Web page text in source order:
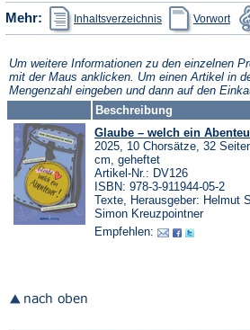
einem
neuen
Mehr: Inhaltsverzeichnis
(Öffnet
in
einem
Tab)
Vorwortin
Tab)
Um weitere Informationen zu den einzelnen
mit der Maus anklicken. Um einen Artikel in
Mengenzahl eingeben und dann auf den
Beschreibung
Glaube – welch ein
2025, 10 Chorsätze, 32
cm, geheftet
Artikel-Nr.: DV126
ISBN: 978-3-911944-05-2
Texte, Herausgeber: Helmut
Simon Kreuzpointner
Empfehlen: